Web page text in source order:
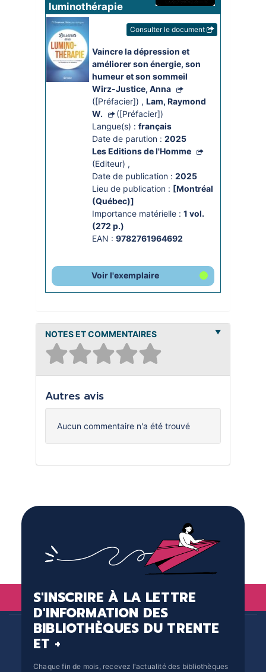
luminothérapie
Consulter le document
Vaincre la dépression et
améliorer son énergie, son
humeur et son sommeil
Wirz-Justice, Anna
([Préfacier]) ,Lam, Raymond
W.
([Préfacier])
Langue(s) : français
Date de parution : 2025
Les Editions de l'Homme
(Editeur) ,
Date de publication : 2025
Lieu de publication : [Montréal
(Québec)]
Importance matérielle : 1 vol.
(272 p.)
EAN : 9782761964692
Voir l'exemplaire
NOTES ET COMMENTAIRES
Autres avis
Aucun commentaire n'a été trouvé
S'INSCRIRE À LA LETTRE
D'INFORMATION DES
BIBLIOTHÈQUES DU TRENTE
ET +
Chaque fin de mois, recevez l'actualité des bibliothèques